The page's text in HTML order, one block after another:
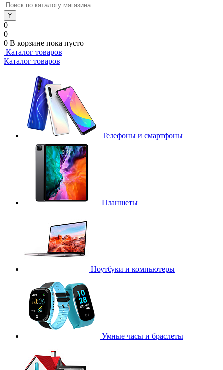
0
0
0 В корзине пока пусто
Каталог товаров
Каталог товаров
Телефоны и смартфоны
Планшеты
Ноутбуки и компьютеры
Умные часы и браслеты